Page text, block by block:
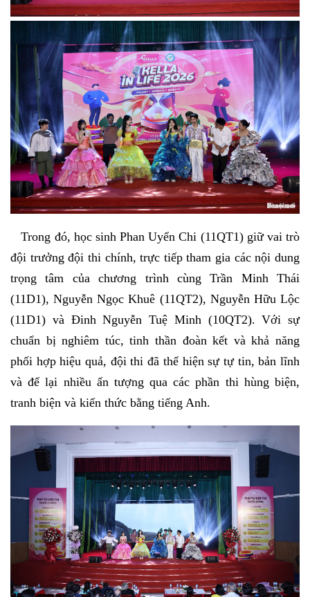
Trong đó, học sinh Phan Uyển Chi (11QT1) giữ vai trò
đội trưởng đội thi chính, trực tiếp tham gia các nội dung
trọng tâm của chương trình cùng Trần Minh Thái
(11D1), Nguyễn Ngọc Khuê (11QT2), Nguyễn Hữu Lộc
(11D1) và Đinh Nguyễn Tuệ Minh (10QT2). Với sự
chuẩn bị nghiêm túc, tinh thần đoàn kết và khả năng
phối hợp hiệu quả, đội thi đã thể hiện sự tự tin, bản lĩnh
và để lại nhiều ấn tượng qua các phần thi hùng biện,
tranh biện và kiến thức bằng tiếng Anh.